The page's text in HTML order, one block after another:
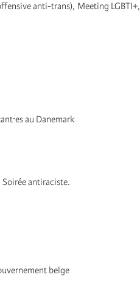
anti-trans), Meeting LGBTI+,
au Danemark
antiraciste.
belge